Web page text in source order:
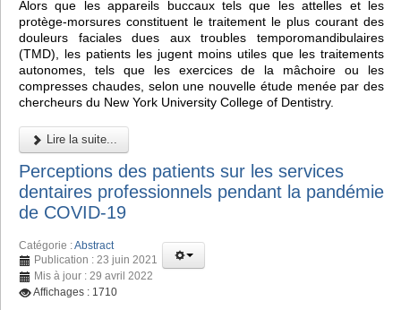
Alors que les appareils buccaux tels que les attelles et les
protège-morsures constituent le traitement le plus courant des
douleurs faciales dues aux troubles temporomandibulaires
(TMD), les patients les jugent moins utiles que les traitements
autonomes, tels que les exercices de la mâchoire ou les
compresses chaudes, selon une nouvelle étude menée par des
chercheurs du New York University College of Dentistry.
Lire la suite...
Perceptions des patients sur les services
dentaires professionnels pendant la pandémie
de COVID-19
Catégorie :Abstract
Publication : 23 juin 2021
Mis à jour : 29 avril 2022
Affichages : 1710